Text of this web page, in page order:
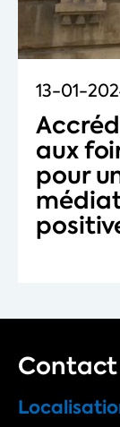
13-01-
aux
pour
Contact